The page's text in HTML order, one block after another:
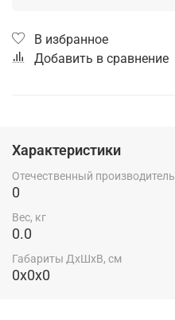
В избранное
Добавить в сравнение
Характеристики
Отечественный производитель
0
Вес, кг
0.0
Габариты ДхШхВ, см
0x0x0